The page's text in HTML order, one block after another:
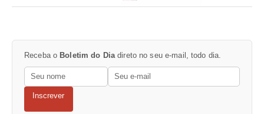
Receba o Boletim do Diadireto no seu e-mail, todo dia.
Inscrever